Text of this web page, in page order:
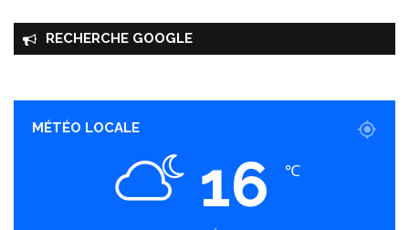
RECHERCHE GOOGLE
MÉTÉO LOCALE
16 ℃